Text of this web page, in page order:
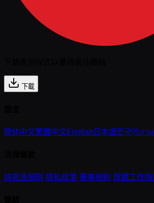
下載
简体中文繁體中文English日本語한국어ภา
條款及細則 隱私政策 賽事規則 媒體工作指